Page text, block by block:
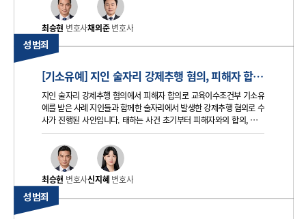
최승현 변호사채의준변호사
성범죄
[기소유예] 지인 술자리 강제추행 혐의, 피해자 합의로 교육이수조건부 기소유예 받은 사례
지인 술자리 강제추행 혐의에서 피해자 합의로 교육이수조건부 기소유
예를 받은 사례 지인들과 함께한 술자리에서 발생한 강제추행 혐의로 수
사가 진행된 사안입니다. 태하는 사건 초기부터 피해자와의 합의, 반성
태도, 재범 가능성이 낮다는 점을 정리하여 검찰 단계에서 교육이수조건
최승현 변호사신지혜 변호사
성범죄